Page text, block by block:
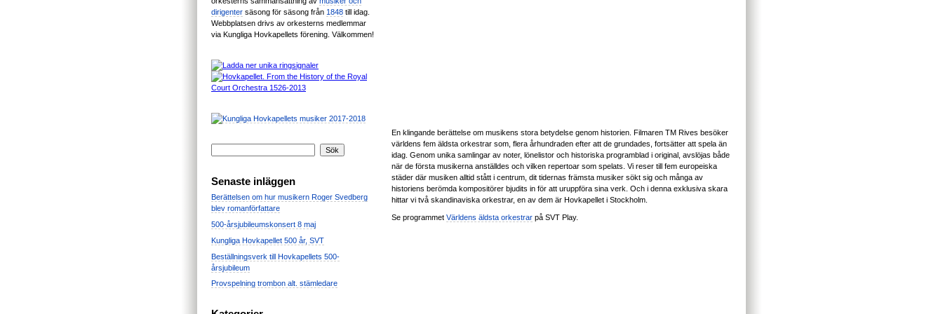
dirigenter säsong för säsong från 1848 till idag.
Webbplatsen drivs av orkesterns medlemmar
via Kungliga Hovkapellets förening. Välkommen!
Senaste inläggen
Berättelsen om hur musikern Roger Svedberg
blev romanförfattare
500-årsjubileumskonsert 8 maj
Kungliga Hovkapellet 500 år, SVT
Beställningsverk till Hovkapellets 500-
årsjubileum
Provspelning trombon alt. stämledare
En klingande berättelse om musikens stora betydelse genom historien. Filmaren TM Rives besöker
världens fem äldsta orkestrar som, flera århundraden efter att de grundades, fortsätter att spela än
idag. Genom unika samlingar av noter, lönelistor och historiska programblad i original, avslöjas både
när de första musikerna anställdes och vilken repertoar som spelats. Vi reser till fem europeiska
städer där musiken alltid stått i centrum, dit tidernas främsta musiker sökt sig och många av
historiens berömda kompositörer bjudits in för att uruppföra sina verk. Och i denna exklusiva skara
hittar vi två skandinaviska orkestrar, en av dem är Hovkapellet i Stockholm.
Se programmet Världens äldsta orkestrar på SVT Play.